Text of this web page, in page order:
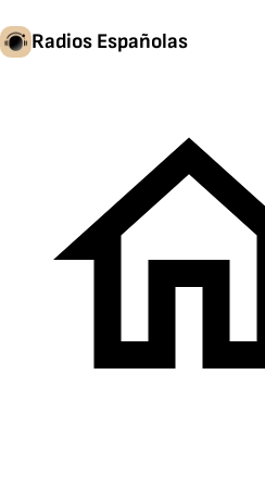
Radios Españolas